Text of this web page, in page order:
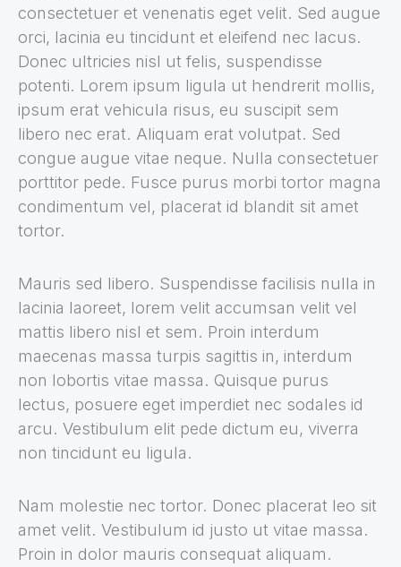
consectetuer et venenatis eget velit. Sed augue
orci, lacinia eu tincidunt et eleifend nec lacus.
Donec ultricies nisl ut felis, suspendisse
potenti. Lorem ipsum ligula ut hendrerit mollis,
ipsum erat vehicula risus, eu suscipit sem
libero nec erat. Aliquam erat volutpat. Sed
congue augue vitae neque. Nulla consectetuer
porttitor pede. Fusce purus morbi tortor magna
condimentum vel, placerat id blandit sit amet
tortor.
Mauris sed libero. Suspendisse facilisis nulla in
lacinia laoreet, lorem velit accumsan velit vel
mattis libero nisl et sem. Proin interdum
maecenas massa turpis sagittis in, interdum
non lobortis vitae massa. Quisque purus
lectus, posuere eget imperdiet nec sodales id
arcu. Vestibulum elit pede dictum eu, viverra
non tincidunt eu ligula.
Nam molestie nec tortor. Donec placerat leo sit
amet velit. Vestibulum id justo ut vitae massa.
Proin in dolor mauris consequat aliquam.